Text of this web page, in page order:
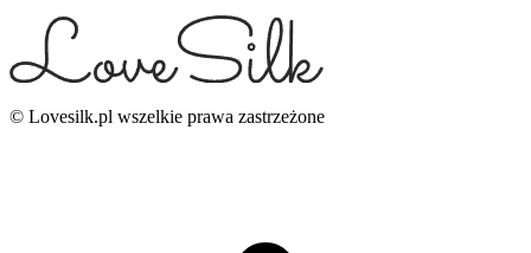
© Lovesilk.pl wszelkie prawa zastrzeżone